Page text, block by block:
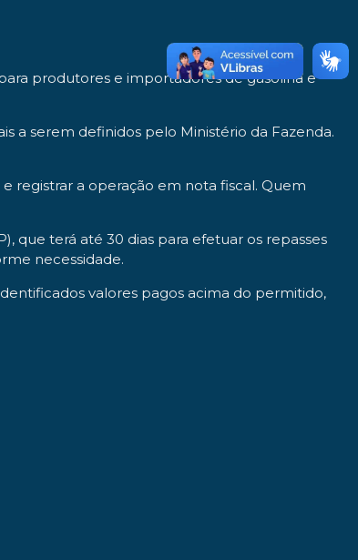
produtores e importadores de gasolina e
a serem definidos pelo Ministério da Fazenda.
registrar a operação em nota fiscal. Quem
que terá até 30 dias para efetuar os repasses
necessidade.
valores pagos acima do permitido,